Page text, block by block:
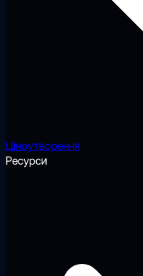
Ціноутворення
Ресурси